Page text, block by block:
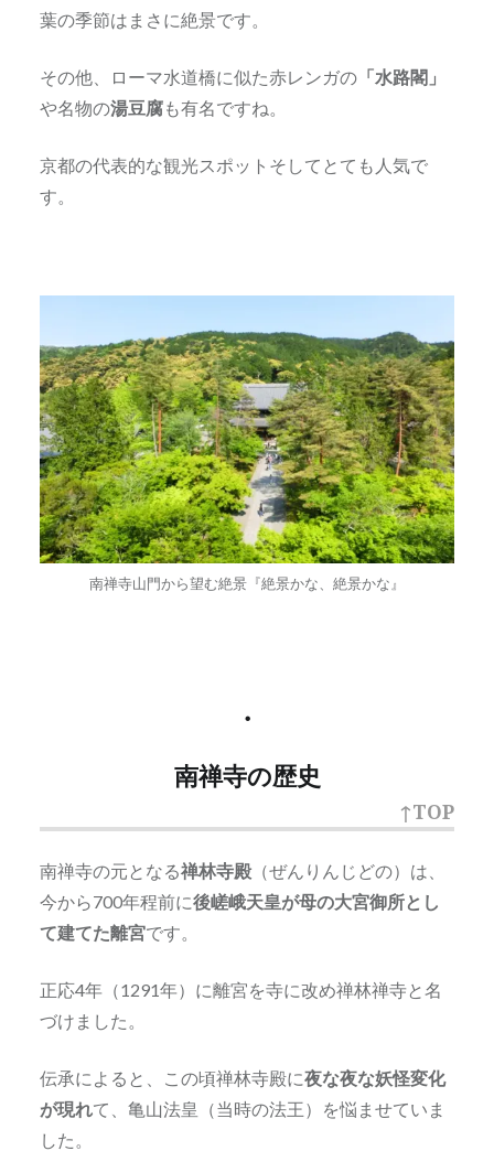
葉の季節はまさに絶景です。
その他、ローマ水道橋に似た赤レンガの「水路閣」
や名物の湯豆腐も有名ですね。
京都の代表的な観光スポットそしてとても人気で
す。
南禅寺山門から望む絶景『絶景かな、絶景かな』
・
南禅寺の歴史
↑TOP
南禅寺の元となる禅林寺殿（ぜんりんじどの）は、
今から700年程前に後嵯峨天皇が母の大宮御所とし
て建てた離宮です。
正応4年（1291年）に離宮を寺に改め禅林禅寺と名
づけました。
伝承によると、この頃禅林寺殿に夜な夜な妖怪変化
が現れて、亀山法皇（当時の法王）を悩ませていま
した。